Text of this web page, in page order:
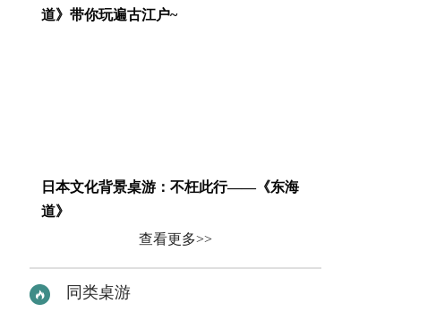
道》带你玩遍古江户~
日本文化背景桌游：不枉此行——《东海
道》
查看更多>>
同类桌游